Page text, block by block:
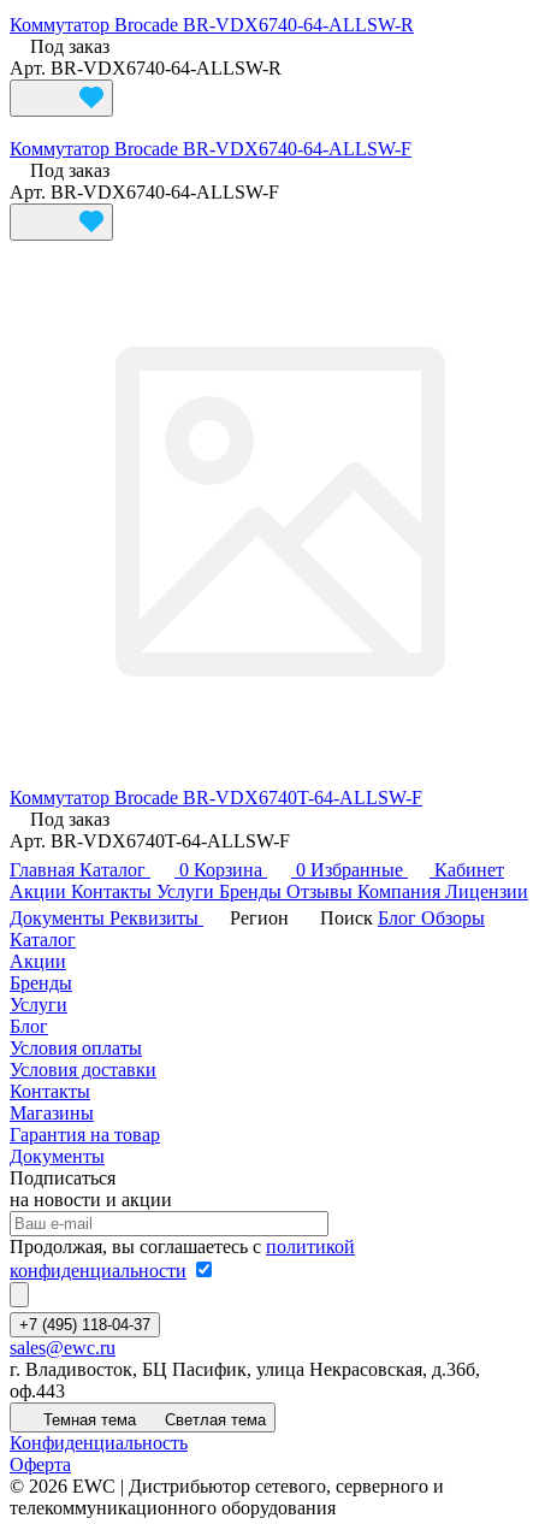
Коммутатор Brocade BR-VDX6740-64-ALLSW-R
Под заказ
Арт. BR-VDX6740-64-ALLSW-R
Коммутатор Brocade BR-VDX6740-64-ALLSW-F
Под заказ
Арт. BR-VDX6740-64-ALLSW-F
Коммутатор Brocade BR-VDX6740T-64-ALLSW-F
Под заказ
Арт. BR-VDX6740T-64-ALLSW-F
Главная Каталог 0 Корзина 0 Избранные
Кабинет
Акции Контакты Услуги Бренды Отзывы Компания Лицензии
Документы Реквизиты Регион Поиск Блог Обзоры
Каталог
Акции
Бренды
Услуги
Блог
Условия оплаты
Условия доставки
Контакты
Магазины
Гарантия на товар
Документы
Подписаться
на новости и акции
Продолжая, вы соглашаетесь с политикой
конфиденциальности
+7 (495) 118-04-37
sales@ewc.ru
г. Владивосток, БЦ Пасифик, улица Некрасовская, д.36б,
оф.443
Темная тема Светлая тема
Конфиденциальность
Оферта
© 2026 EWC | Дистрибьютор сетевого, серверного и
телекоммуникационного оборудования